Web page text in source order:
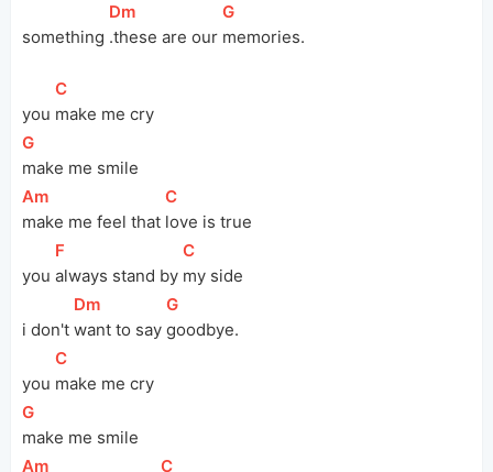
something
[Dm
.these are our
[
G
memories.
you
[
C
make me cry
[
G
make me smile
[
Am
make me feel that
[
C
love is true
you
[F
always stand by
[
C
my side
i don't
[Dm
want to say
[
G
goodbye.
you
[
C
make me cry
[
G
make me smile
[
Am [
C